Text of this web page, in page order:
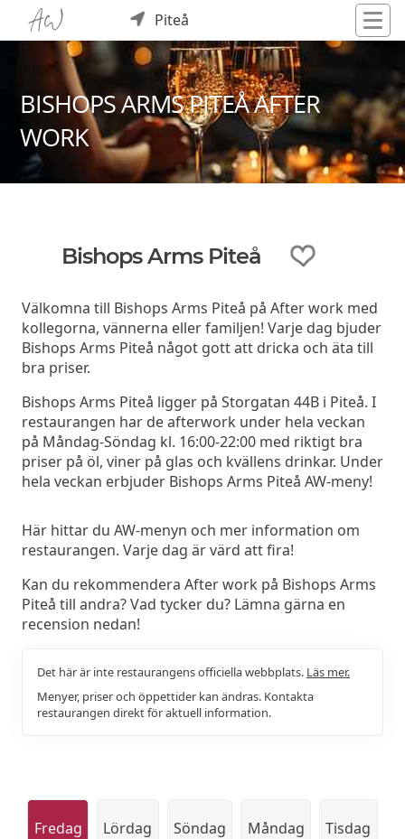
Piteå
BISHOPS ARMS PITEÅ AFTER
WORK
Bishops Arms Piteå
Välkomna till Bishops Arms Piteå på After work med
kollegorna, vännerna eller familjen! Varje dag bjuder
Bishops Arms Piteå något gott att dricka och äta till
bra priser.
Bishops Arms Piteå ligger på Storgatan 44B i Piteå. I
restaurangen har de afterwork under hela veckan
på Måndag-Söndag kl. 16:00-22:00 med riktigt bra
priser på öl, viner på glas och kvällens drinkar. Under
hela veckan erbjuder Bishops Arms Piteå AW-meny!
Här hittar du AW-menyn och mer information om
restaurangen. Varje dag är värd att fira!
Kan du rekommendera After work på Bishops Arms
Piteå till andra? Vad tycker du? Lämna gärna en
recension nedan!
Det här är inte restaurangens officiella webbplats. Läs mer.
Menyer, priser och öppettider kan ändras. Kontakta
restaurangen direkt för aktuell information.
Fredag Lördag Söndag Måndag Tisdag